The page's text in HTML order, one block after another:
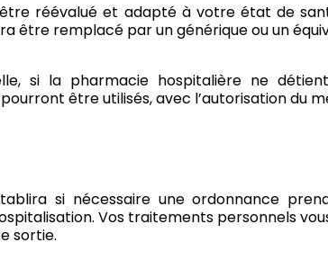
réévalué et adapté à votre état de
être remplacé par un générique ou un
si la pharmacie hospitalière ne
être utilisés, avec l’autorisation du
si nécessaire une ordonnance
Vos traitements personnels
sortie.